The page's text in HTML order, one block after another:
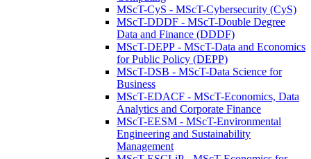
MScT-CyS - MScT-Cybersecurity (CyS)
MScT-DDDF - MScT-Double Degree
Data and Finance (DDDF)
MScT-DEPP - MScT-Data and Economics
for Public Policy (DEPP)
MScT-DSB - MScT-Data Science for
Business
MScT-EDACF - MScT-Economics, Data
Analytics and Corporate Finance
MScT-EESM - MScT-Environmental
Engineering and Sustainability
Management